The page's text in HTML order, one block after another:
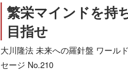
繁栄マインドを持
目指せ
大川隆法 未来への羅針盤 ワール
セージ No.210